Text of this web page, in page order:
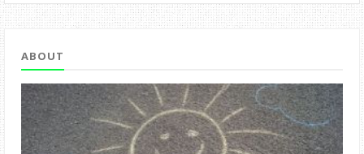
ABOUT